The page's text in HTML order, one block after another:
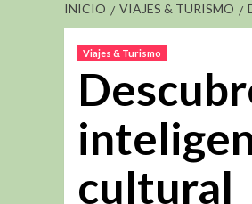
INICIO VIAJES & TURISMO
Viajes & Turismo
cultural